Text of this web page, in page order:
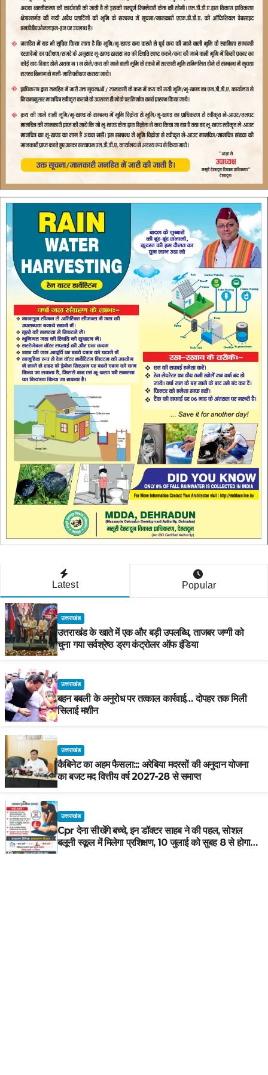
Latest Popular
उत्तराखंड
उत्तराखंड के खाते में एक और बड़ी उपलब्धि, ताजबर जग्गी को
चुना गया सर्वश्रेष्ठ ड्रग कंट्रोलर ऑफ इंडिया
उत्तराखंड
बहन बबली के अनुरोध पर तत्काल कार्रवाई… दोपहर तक मिली
सिलाई मशीन
उत्तराखंड
कैबिनेट का अहम फैसला::: अरेबिया मदरसों की अनुदान योजना
का बजट मद वित्तीय वर्ष 2027-28 से समाप्त
उत्तराखंड
Cpr देना सीखेंगे बच्चे, इन डॉक्टर साहब ने की पहल, सोशल
बलूनी स्कूल में मिलेगा प्रशिक्षण, 10 जुलाई को सुबह 8 से होगा